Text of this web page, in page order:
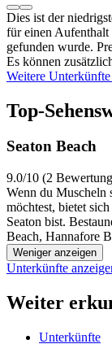
Dies ist der
für einen
gefunden wurde.
Es können
Weitere Unterkünfte
Top-
Seaton Beach
9.0/10 (2
Wenn du Muscheln
möchtest, bietet
Seaton bist.
Beach, Hannafore
Weniger anzeigen
Unterkünfte
Weiter
Unterkünfte